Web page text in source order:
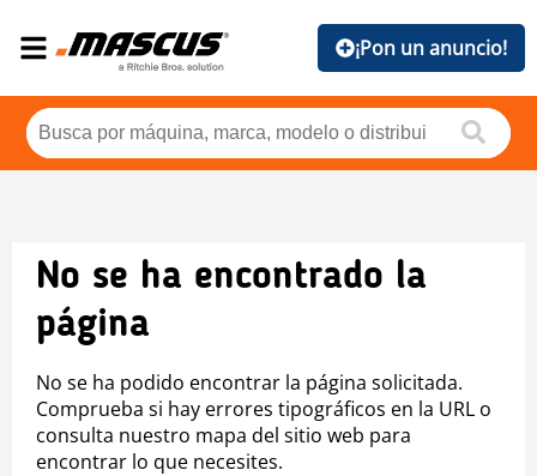
¡Pon un anuncio!
No se ha encontrado la
página
No se ha podido encontrar la página solicitada.
Comprueba si hay errores tipográficos en la URL o
consulta nuestro mapa del sitio web para
encontrar lo que necesites.